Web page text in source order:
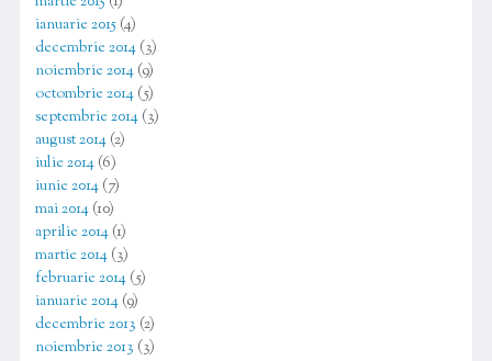
ianuarie 2015(4)
decembrie 2014(3)
noiembrie 2014(9)
octombrie 2014(5)
septembrie 2014(3)
august 2014(2)
iulie 2014(6)
iunie 2014(7)
mai 2014(10)
aprilie 2014(1)
martie 2014(3)
februarie 2014(5)
ianuarie 2014(9)
decembrie 2013 (2)
noiembrie 2013 (3)